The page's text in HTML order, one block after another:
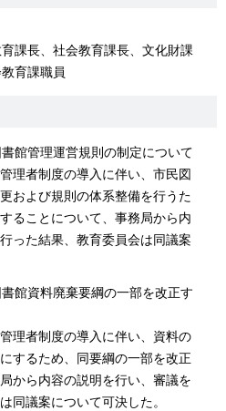
課長、社会教育課長、文化財課
育課職員
館管理運営規則の制定について
理者制度の導入に伴い、市民図
および規則の体系整備を行うた
ることについて、事務局から内
った結果、教育委員会は同議案
館資料廃棄要綱の一部を改正す
理者制度の導入に伴い、資料の
するため、同要綱の一部を改正
から内容の説明を行い、審議を
同議案について可決した。